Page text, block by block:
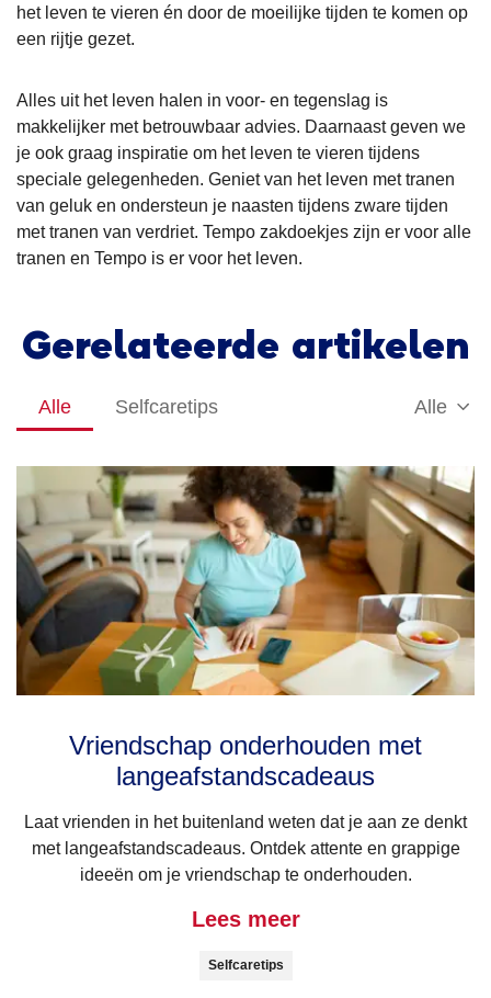
het leven te vieren én door de moeilijke tijden te komen op
een rijtje gezet.
Alles uit het leven halen in voor- en tegenslag is
makkelijker met betrouwbaar advies. Daarnaast geven we
je ook graag inspiratie om het leven te vieren tijdens
speciale gelegenheden. Geniet van het leven met tranen
van geluk en ondersteun je naasten tijdens zware tijden
met tranen van verdriet. Tempo zakdoekjes zijn er voor alle
tranen en Tempo is er voor het leven.
Gerelateerde artikelen
Alle Selfcaretips Alle
Vriendschap onderhouden met
langeafstandscadeaus
Laat vrienden in het buitenland weten dat je aan ze denkt
met langeafstandscadeaus. Ontdek attente en grappige
ideeën om je vriendschap te onderhouden.
Lees meer
Selfcaretips